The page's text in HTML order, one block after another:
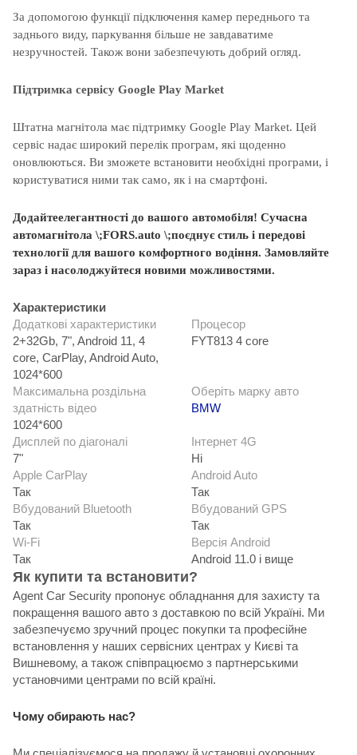
За допомогою функції підключення камер переднього та
заднього виду, паркування більше не завдаватиме
незручностей. Також вони забезпечують добрий огляд.
Підтримка сервісу Google Play Market
Штатна магнітола має підтримку Google Play Market. Цей
сервіс надає широкий перелік програм, які щоденно
оновлюються. Ви зможете встановити необхідні програми, і
користуватися ними так само, як і на смартфоні.
Додайтеелегантності до вашого автомобіля! Сучасна
автомагнітола \;FORS.auto \;поєднуєстиль і передові
технологіїдля вашого комфортного водіння. Замовляйте
зараз і насолоджуйтеся новими можливостями.
Характеристики
Додаткові характеристики
2+32Gb, 7", Android 11, 4
core, CarPlay, Android Auto,
1024*600
Процесор
FYT813 4 core
Максимальна роздільна
здатність відео
1024*600
Оберіть марку авто
BMW
Дисплей по діагоналі
7"
Інтернет 4G
Ні
Apple CarPlay
Так
Android Auto
Так
Вбудований Bluetooth
Так
Вбудований GPS
Так
Wi-Fi
Так
Версія Android
Android 11.0 і вище
Як купити та встановити?
Agent Car Security пропонує обладнання для захисту та
покращення вашого авто з доставкою по всій Україні. Ми
забезпечуємо зручний процес покупки та професійне
встановлення у наших сервісних центрах у Києві та
Вишневому, а також співпрацюємо з партнерськими
установчими центрами по всій країні.
Чому обирають нас?